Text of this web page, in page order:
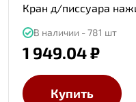
Кран д/писсуара
В наличии - 781 шт
1 949.04 ₽
Купить